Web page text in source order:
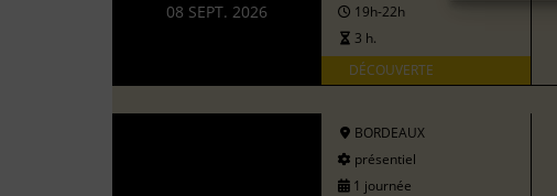
08 SEPT. 2026
19h-22h
3 h.
DÉCOUVERTE
BORDEAUX
présentiel
1 journée